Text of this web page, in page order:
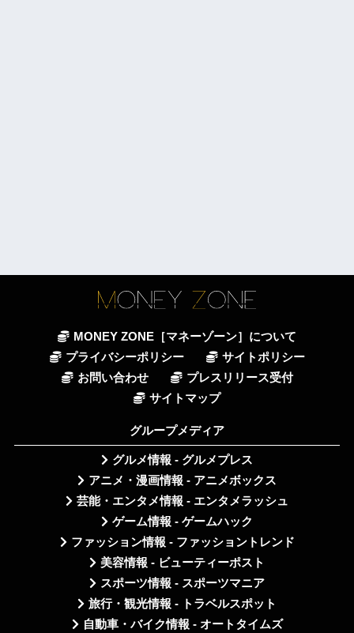
MONEY ZONE［マネーゾーン］について
プライバシーポリシー
サイトポリシー
お問い合わせ
プレスリリース受付
サイトマップ
グループメディア
グルメ情報 - グルメプレス
アニメ・漫画情報 - アニメボックス
芸能・エンタメ情報 - エンタメラッシュ
ゲーム情報 - ゲームハック
ファッション情報 - ファッショントレンド
美容情報 - ビューティーポスト
スポーツ情報 - スポーツマニア
旅行・観光情報 - トラベルスポット
自動車・バイク情報 - オートタイムズ